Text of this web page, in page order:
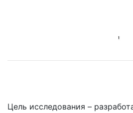
Цель исследования –